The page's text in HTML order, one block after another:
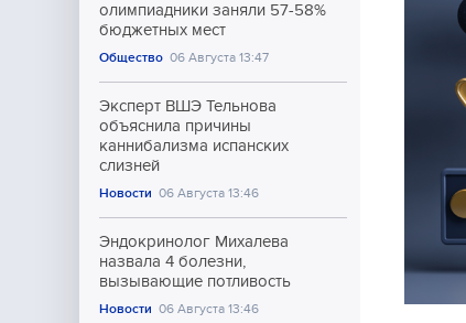
олимпиадники заняли 57-58%
бюджетных мест
Общество 06 Августа 13:47
Эксперт ВШЭ Тельнова
объяснила причины
каннибализма испанских
слизней
Новости 06 Августа 13:46
Эндокринолог Михалева
назвала 4 болезни,
вызывающие потливость
Новости 06 Августа 13:46